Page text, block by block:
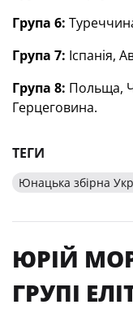
Група 6:
Група 7: Іспанія,
Група 8: Польща,
Герцеговина.
ТЕГИ
Юнацька збірна
ЮРІЙ
ГРУПІ